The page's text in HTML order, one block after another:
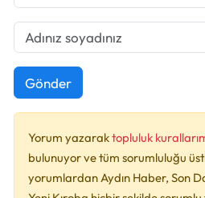
Gönder
Yorum yazaraktopluluk
bulunuyor ve tüm sorumluluğu
yorumlardan Aydın Haber, Son